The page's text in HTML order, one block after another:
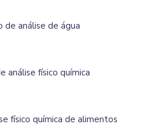
de análise de água
análise físico química
físico química de alimentos